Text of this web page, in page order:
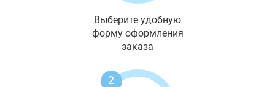
Выберите удобную
форму оформления
заказа
2